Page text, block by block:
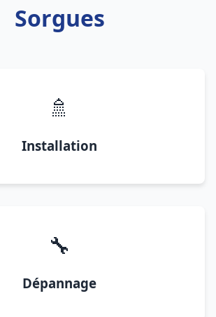
Sorgues
🚿
Installation
🔧
Dépannage